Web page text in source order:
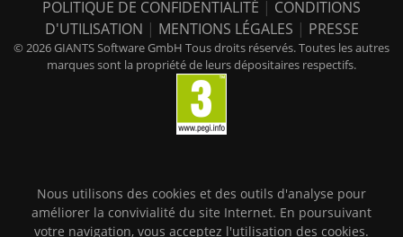
POLITIQUE DE CONFIDENTIALITÉ | CONDITIONS
D'UTILISATION | MENTIONS LÉGALES | PRESSE
© 2026 GIANTS Software GmbH Tous droits réservés. Toutes les autres
marques sont la propriété de leurs dépositaires respectifs.
Nous utilisons des cookies et des outils d'analyse pour
améliorer la convivialité du site Internet. En poursuivant
votre navigation, vous acceptez l'utilisation des cookies.